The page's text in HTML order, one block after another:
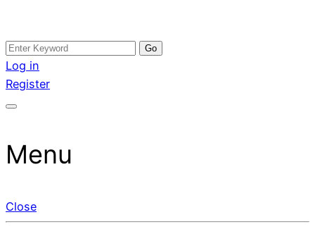
Skip
to
content
อสังหาโพสต์ รีวิวเยอะ รับจ้างโพสต์ขายบ้าน รับจ้างโพสต์อสัง
หา แตกต่างอย่างตั้งใจ รับรองผล อันดับ1 การโพสต์ขายอสังหา
กับทีมงานบริษัท บ้าน ที่ดิน คอนโด ติดGoogleหน้าแรกได้จริงๆ
รับจ้างโพสอสังหา ขายบ้าน อสังหาโพสต์ เชื่อถือได้จริง รับ
โพสต์ ที่ดิน กับทีมงานบริษัท ถูกและดีที่สุด ไม่มีค่านายหน้า
ขายได้จริงๆ ช่วยสร้างโอกาสในการขายได้มากกว่า ที่เดียว ที่
Search
for:
Log in
Register
Menu
Close